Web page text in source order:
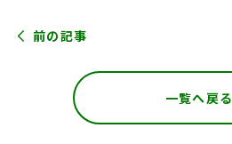
前の記事
一覧へ戻る